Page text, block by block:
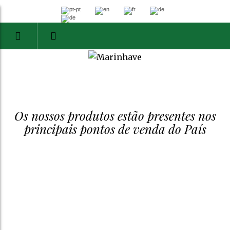
Os nossos produtos estão presentes nos
principais pontos de venda do País